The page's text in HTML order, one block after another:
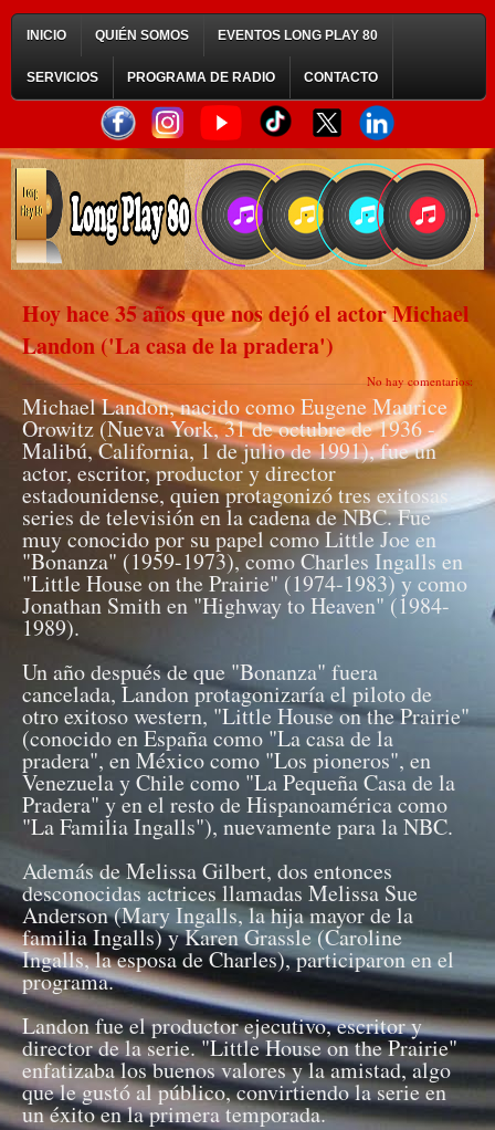
INICIO QUIÉN SOMOS EVENTOS LONG PLAY 80
SERVICIOS PROGRAMA DE RADIO CONTACTO
Hoy hace 35 años que nos dejó el actor Michael
Landon ('La casa de la pradera')
No hay comentarios:
Michael Landon, nacido como Eugene Maurice
Orowitz (Nueva York, 31 de octubre de 1936 -
Malibú, California, 1 de julio de 1991), fue un
actor, escritor, productor y director
estadounidense, quien protagonizó tres exitosas
series de televisión en la cadena de NBC. Fue
muy conocido por su papel como Little Joe en
"Bonanza" (1959-1973), como Charles Ingalls en
"Little House on the Prairie" (1974-1983) y como
Jonathan Smith en "Highway to Heaven" (1984-
1989).
Un año después de que "Bonanza" fuera
cancelada, Landon protagonizaría el piloto de
otro exitoso western, "Little House on the Prairie"
(conocido en España como "La casa de la
pradera", en México como "Los pioneros", en
Venezuela y Chile como "La Pequeña Casa de la
Pradera" y en el resto de Hispanoamérica como
"La Familia Ingalls"), nuevamente para la NBC.
Además de Melissa Gilbert, dos entonces
desconocidas actrices llamadas Melissa Sue
Anderson (Mary Ingalls, la hija mayor de la
familia Ingalls) y Karen Grassle (Caroline
Ingalls, la esposa de Charles), participaron en el
programa.
Landon fue el productor ejecutivo, escritor y
director de la serie. "Little House on the Prairie"
enfatizaba los buenos valores y la amistad, algo
que le gustó al público, convirtiendo la serie en
un éxito en la primera temporada.